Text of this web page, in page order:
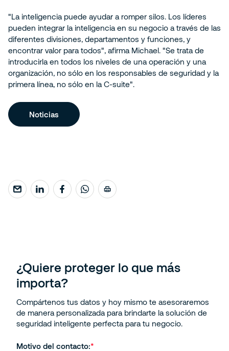
"La inteligencia puede ayudar a romper silos. Los líderes
pueden integrar la inteligencia en su negocio a través de las
diferentes divisiones, departamentos y funciones, y
encontrar valor para todos", afirma Michael. "Se trata de
introducirla en todos los niveles de una operación y una
organización, no sólo en los responsables de seguridad y la
primera línea, no sólo en la C-suite".
Noticias
¿Quiere proteger lo que más
importa?
Compártenos tus datos y hoy mismo te asesoraremos
de manera personalizada para brindarte la solución de
seguridad inteligente perfecta para tu negocio.
Motivo del contacto: